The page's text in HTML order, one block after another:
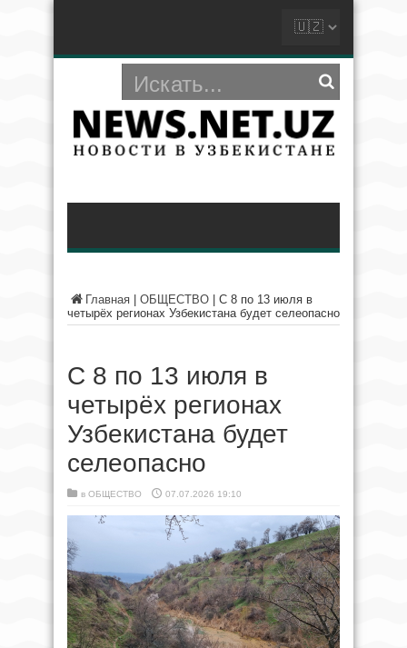
Главная ОБЩЕСТВО
С 8 по 13 июля в
четырёх регионах Узбекистана будет селеопасно
С 8 по 13 июля в
четырёх регионах
Узбекистана будет
селеопасно
в ОБЩЕСТВО 07.07.2026 19:10